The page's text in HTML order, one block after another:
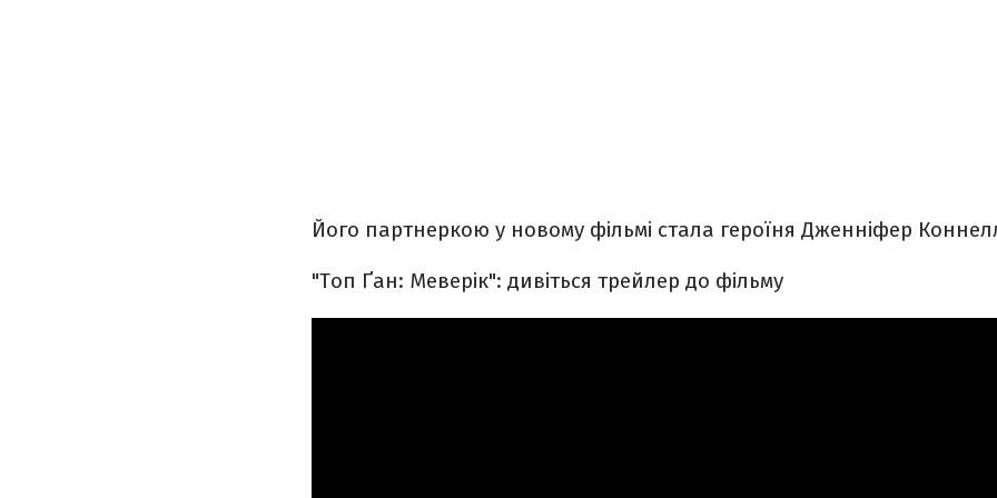
Його партнеркою у новому фільмі стала героїня Дженніфер
"Топ Ґан: Меверік": дивіться трейлер до фільму